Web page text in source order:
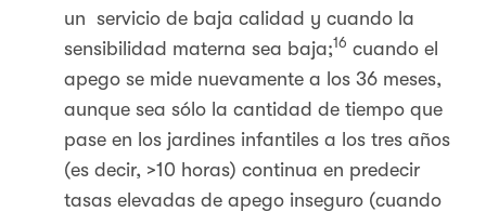
un servicio de baja calidad y cuando la
sensibilidad materna sea baja;16 cuando el
apego se mide nuevamente a los 36 meses,
aunque sea sólo la cantidad de tiempo que
pase en los jardines infantiles a los tres años
(es decir, >10 horas) continua en predecir
tasas elevadas de apego inseguro (cuando